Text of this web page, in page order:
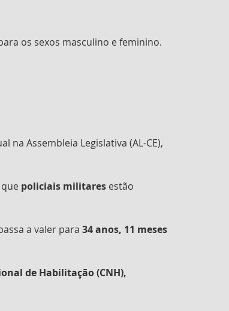
os sexos masculino e feminino.
Assembleia Legislativa (AL-CE),
policiais militares estão
a valer para 34 anos, 11 meses
de Habilitação (CNH),